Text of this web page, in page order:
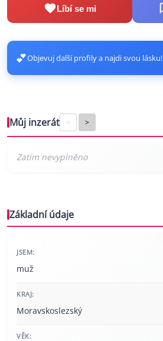
Líbí se mi
💕Objevuj další profily a najdi svou lásku!
Můj inzerát < >
Základní údaje
JSEM:
muž
KRAJ:
Moravskoslezský
VĚK: